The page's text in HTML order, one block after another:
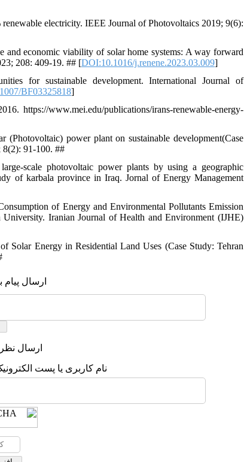
electricity. IEEE Journal of Photovoltaics 2019; 9(6):
economic viability of solar home systems: A way forward
208: 409-19. ## [DOI:10.1016/j.renene.2023.03.009]
for sustainable development. International Journal of
BF03325818]
https://www.mei.edu/publications/irans-renewable-energy-
power plant on sustainable development(Case
91-100. ##
scale photovoltaic power plants by using a geographic
of karbala province in Iraq. Jornal of Energy Management
of Energy and Environmental Pollutants Emission
Iranian Journal of Health and Environment (IJHE)
Energy in Residential Land Uses (Case Study: Tehran
ارسال
ارسال نظر
نام کاربری یا پست